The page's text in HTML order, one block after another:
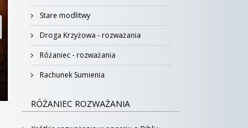
Stare modlitwy
Droga Krzyżowa - rozważania
Różaniec - rozważania
Rachunek Sumienia
RÓŻANIEC ROZWAŻANIA